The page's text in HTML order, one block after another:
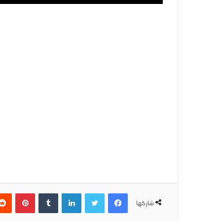
شاركها
فيسبوكتويتر لينكدإن